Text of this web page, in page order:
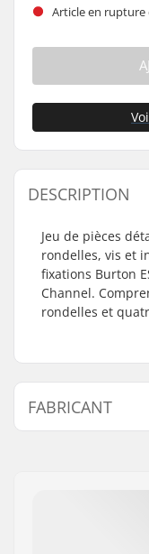
Article en rupture
DESCRIPTION
Jeu de pièces
rondelles, vis et
fixations Burton
Channel.
rondelles et
FABRICANT